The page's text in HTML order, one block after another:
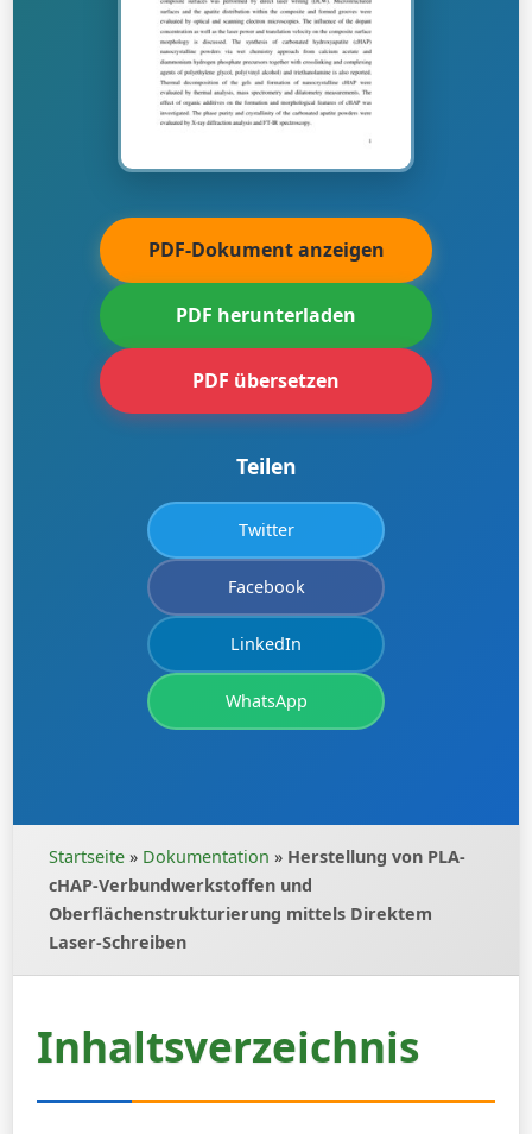
PDF-Dokument anzeigen
PDF herunterladen
PDF übersetzen
Teilen
Twitter
Facebook
LinkedIn
WhatsApp
Startseite » Dokumentation » Herstellung von PLA-
cHAP-Verbundwerkstoffen und
Oberflächenstrukturierung mittels Direktem
Laser-Schreiben
Inhaltsverzeichnis